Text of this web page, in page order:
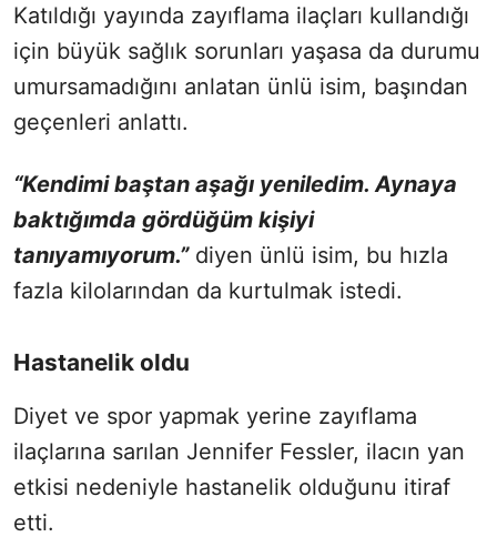
Katıldığı yayında zayıflama ilaçları kullandığı
için büyük sağlık sorunları yaşasa da durumu
umursamadığını anlatan ünlü isim, başından
geçenleri anlattı.
“Kendimi baştan aşağı yeniledim. Aynaya
baktığımda gördüğüm kişiyi
tanıyamıyorum.”diyen ünlü isim, bu hızla
fazla kilolarından da kurtulmak istedi.
Hastanelik oldu
Diyet ve spor yapmak yerine zayıflama
ilaçlarına sarılan Jennifer Fessler, ilacın yan
etkisi nedeniyle hastanelik olduğunu itiraf
etti.